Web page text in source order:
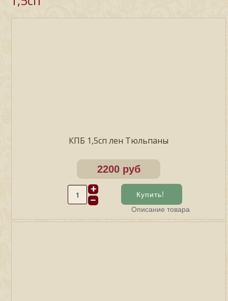
КПБ 1,5сп лен Тюльпаны
2200 руб
Описание товара